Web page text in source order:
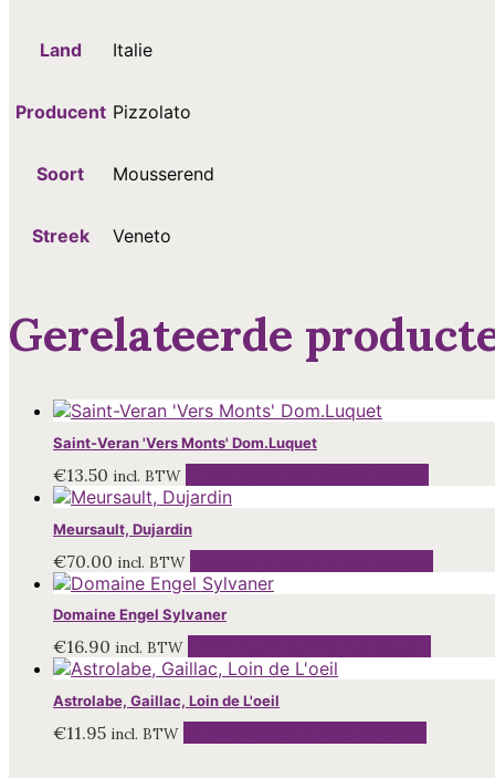
Land Italie
Producent Pizzolato
Soort Mousserend
Streek Veneto
Gerelateerde
Saint-Veran 'Vers Monts' Dom.Luquet
€13.50 incl. BTW
Meursault, Dujardin
€70.00 incl. BTW
Domaine Engel Sylvaner
€16.90 incl. BTW
Astrolabe, Gaillac, Loin de L'oeil
€11.95 incl. BTW